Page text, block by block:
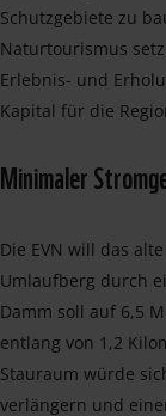
Schutzgebiete zu
Naturtourismus
Erlebnis- und
Kapital für die
Minimaler
Die EVN will das
Umlaufberg durch
Damm soll auf 6,5
entlang von 1,2
Stauraum würde
verlängern und